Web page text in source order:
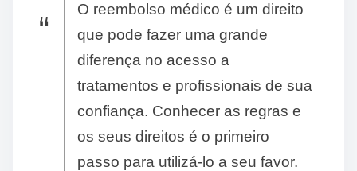
O reembolso médico é um direito
que pode fazer uma grande
diferença no acesso a
tratamentos e profissionais de sua
confiança. Conhecer as regras e
os seus direitos é o primeiro
passo para utilizá-lo a seu favor.